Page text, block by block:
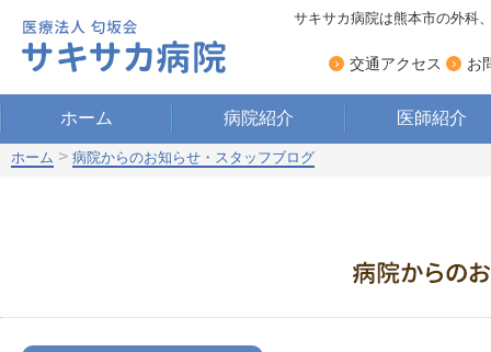
サキサカ病院は熊本市の外科
› 交通アクセス › お
ホーム 病院紹介 医師紹介
ホーム > 病院からのお知らせ・スタッフブログ